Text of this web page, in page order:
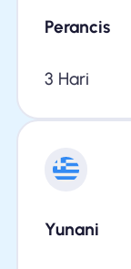
Perancis
3 Hari
Yunani